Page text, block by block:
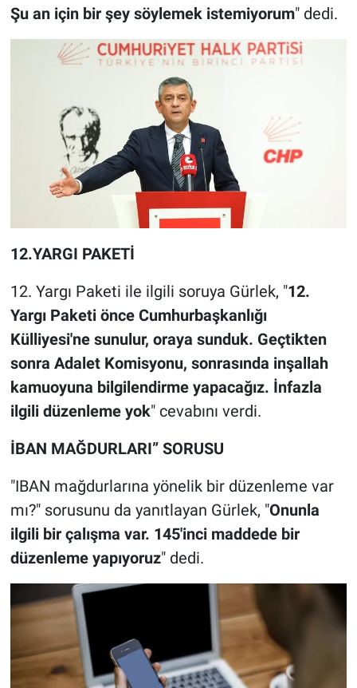
Şu an için bir şey söylemek istemiyorum" dedi.
12.YARGI PAKETİ
12. Yargı Paketi ile ilgili soruya Gürlek, "12.
Yargı Paketi önce Cumhurbaşkanlığı
Külliyesi'ne sunulur, oraya sunduk. Geçtikten
sonra Adalet Komisyonu, sonrasında inşallah
kamuoyuna bilgilendirme yapacağız. İnfazla
ilgili düzenleme yok" cevabını verdi.
İBAN MAĞDURLARI” SORUSU
"IBAN mağdurlarına yönelik bir düzenleme var
mı?" sorusunu da yanıtlayan Gürlek, "Onunla
ilgili bir çalışma var. 145'inci maddede bir
düzenleme yapıyoruz" dedi.